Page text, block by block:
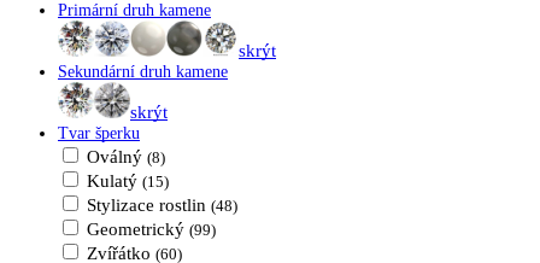
Primární druh kamene
skrýt
Sekundární druh kamene
skrýt
Tvar šperku
Oválný (8)
Kulatý (15)
Stylizace rostlin (48)
Geometrický (99)
Zvířátko (60)